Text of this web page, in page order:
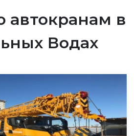
автокранам в
Водах